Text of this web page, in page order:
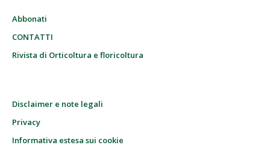
Abbonati
CONTATTI
Rivista di Orticoltura e floricoltura
Disclaimer e note legali
Privacy
Informativa estesa sui cookie